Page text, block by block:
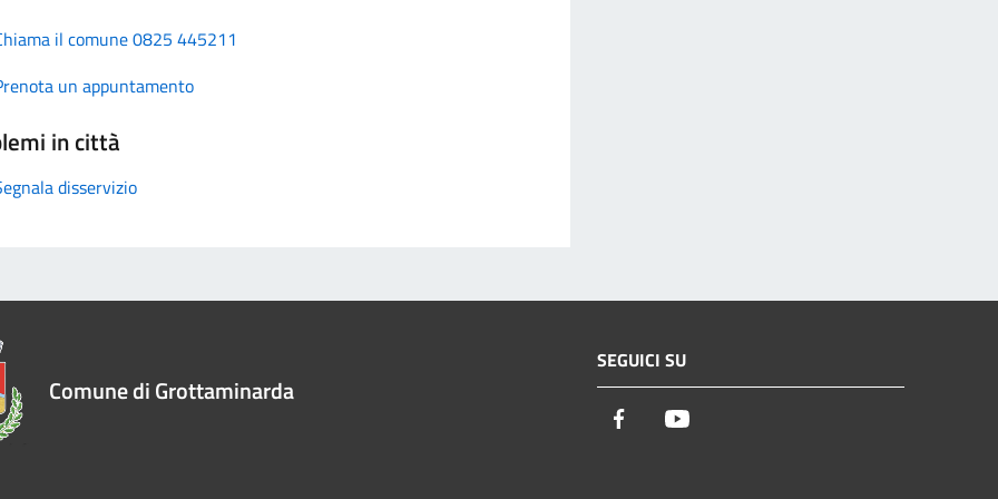
il comune 0825 445211
un appuntamento
in città
disservizio
Comune di Grottaminarda
SEGUICI SU
Facebook